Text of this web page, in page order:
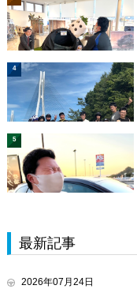
4
5
最新記事
2026年07月24日